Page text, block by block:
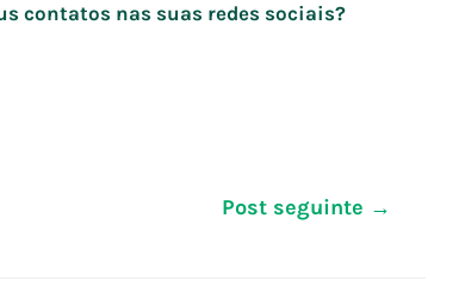
contatos nas suas redes sociais?
Post seguinte →